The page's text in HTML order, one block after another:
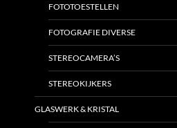
FOTOTOESTELLEN
FOTOGRAFIE DIVERSE
STEREOCAMERA’S
STEREOKIJKERS
GLASWERK & KRISTAL